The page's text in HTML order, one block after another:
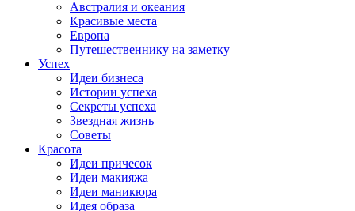
Австралия и океания
Красивые места
Европа
Путешественнику на заметку
Успех
Идеи бизнеса
Истории успеха
Секреты успеха
Звездная жизнь
Советы
Красота
Идеи причесок
Идеи макияжа
Идеи маникюра
Идея образа